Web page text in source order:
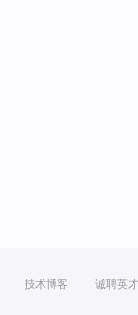
技术博客 诚聘英才